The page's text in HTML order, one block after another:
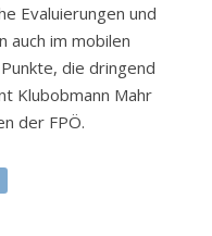
Evaluierungen und
auch im mobilen
die dringend
Klubobmann Mahr
der FPÖ.